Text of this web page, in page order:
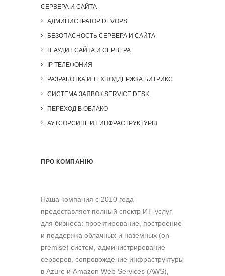
СЕРВЕРА И САЙТА
АДМИНИСТРАТОР DEVOPS
БЕЗОПАСНОСТЬ СЕРВЕРА И САЙТА
IT АУДИТ САЙТА И СЕРВЕРА
IP ТЕЛЕФОНИЯ
РАЗРАБОТКА И ТЕХПОДДЕРЖКА БИТРИКС
СИСТЕМА ЗАЯВОК SERVICE DESK
ПЕРЕХОД В ОБЛАКО
АУТСОРСИНГ ИТ ИНФРАСТРУКТУРЫ
ПРО КОМПАНІЮ
Наша компания c 2010 года
предоставляет полный спектр ИТ-услуг
для бизнеса: проектирование, построение
и поддержка облачных и наземных (on-
premise) систем, администрирование
серверов, сопровождение инфраструктуры
в Azure и Amazon Web Services (AWS),